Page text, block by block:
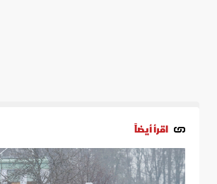
اقرأ أيضاً